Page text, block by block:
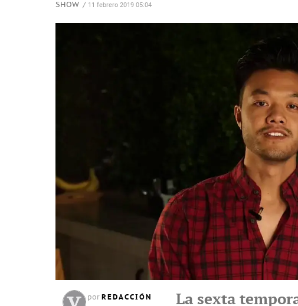
SHOW / 11 febrero 2019 05:04
por REDACCIÓN
La sexta